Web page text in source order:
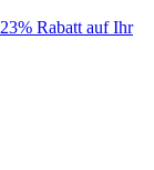
Rabatt auf Ihr